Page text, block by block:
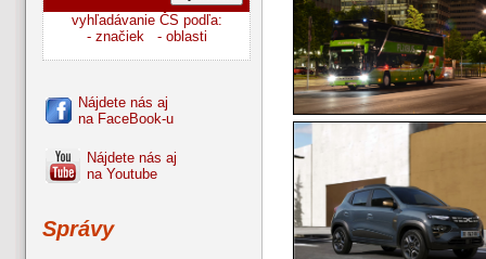
vyhľadávanie ČS podľa:
- značiek
- oblasti
Nájdete nás aj
na FaceBook-u
Nájdete nás aj
na Youtube
Správy